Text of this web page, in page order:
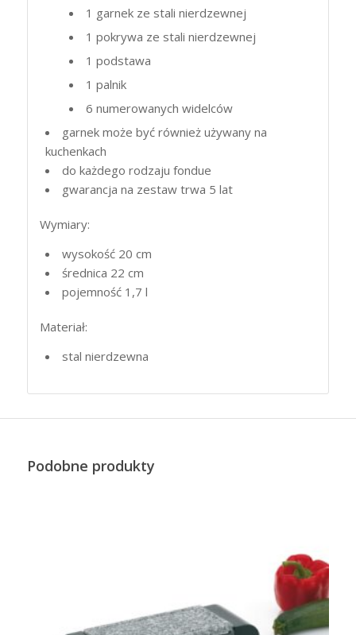
1 garnek ze stali nierdzewnej
1 pokrywa ze stali nierdzewnej
1 podstawa
1 palnik
6 numerowanych widelców
garnek może być również używany na
kuchenkach
do każdego rodzaju fondue
gwarancja na zestaw trwa 5 lat
Wymiary:
wysokość 20 cm
średnica 22 cm
pojemność 1,7 l
Materiał:
stal nierdzewna
Podobne produkty